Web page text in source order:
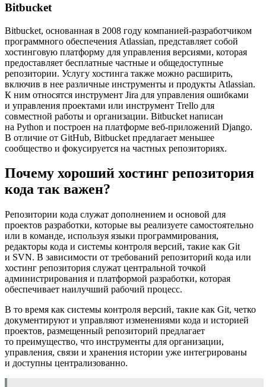
Bitbucket
Bitbucket, основанная в 2008 году компанией-разработчиком
программного обеспечения Atlassian, представляет собой
хостинговую платформу для управления версиями, которая
предоставляет бесплатные частные и общедоступные
репозитории. Услугу хостинга также можно расширить,
включив в нее различные инструменты и продукты Atlassian.
К ним относятся инструмент Jira для управления ошибками
и управления проектами или инструмент Trello для
совместной работы и организации. Bitbucket написан
на Python и построен на платформе веб-приложений Django.
В отличие от GitHub, Bitbucket предлагает меньшее
сообщество и фокусируется на частных репозиториях.
Почему хороший хостинг репозитория
кода так важен?
Репозитории кода служат дополнением и основой для
проектов разработки, которые вы реализуете самостоятельно
или в команде, используя языки программирования,
редакторы кода и системы контроля версий, такие как Git
и SVN. В зависимости от требований репозиторий кода или
хостинг репозитория служат центральной точкой
администрирования и платформой разработки, которая
обеспечивает наилучший рабочий процесс.
В то время как системы контроля версий, такие как Git, четко
документируют и управляют изменениями кода и историей
проектов, размещенный репозиторий предлагает
то преимущество, что инструменты для организации,
управления, связи и хранения истории уже интегрированы
и доступны централизованно.